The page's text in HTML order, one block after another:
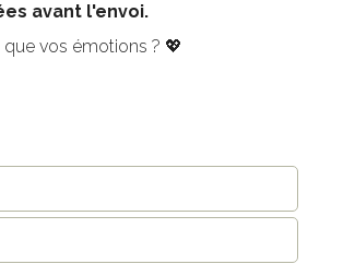
avant l'envoi.
vos émotions ? 💖